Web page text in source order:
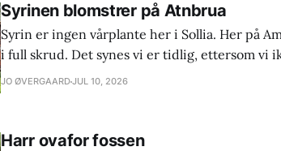
Syrinen blomstrer på Atnbrua
Syrin er ingen vårplante her i Sollia. Her på
i full skrud. Det synes vi er tidlig, ettersom vi
juli. Jeg husker fra barne- og ungdomsår at
JO ØVERGAARDJUL 10, 2026
Harr ovafor fossen